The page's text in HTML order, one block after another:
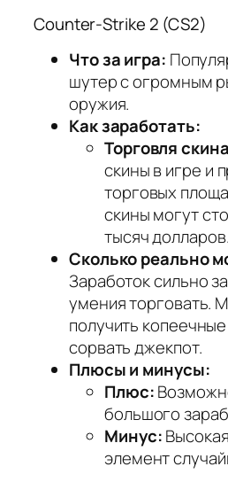
Counter-Strike 2 (CS2)
Что за игра:
шутер с огромным
оружия.
Как заработать:
Торговля
скины в игре и
торговых
скины могут
тысяч долларов.
Сколько реально
Заработок сильно
умения торговать.
получить
сорвать джекпот.
Плюсы и минусы:
Плюс:
большого
Минус:
элемент